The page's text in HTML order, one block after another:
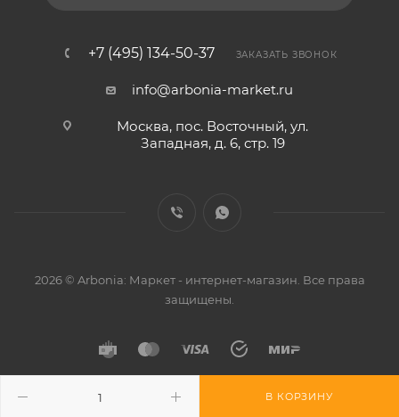
В КОРЗИНУ
+7 (495) 134-50-37 ЗАКАЗАТЬ ЗВОНОК
info@arbonia-market.ru
Москва, пос. Восточный, ул.
Западная, д. 6, стр. 19
2026 © Arbonia: Маркет - интернет-магазин. Все права
защищены.